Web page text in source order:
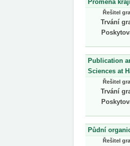
Proměna
Řešitel
Trvání
Publication
Sciences at
Řešitel
Trvání
Půdní
Řešitel